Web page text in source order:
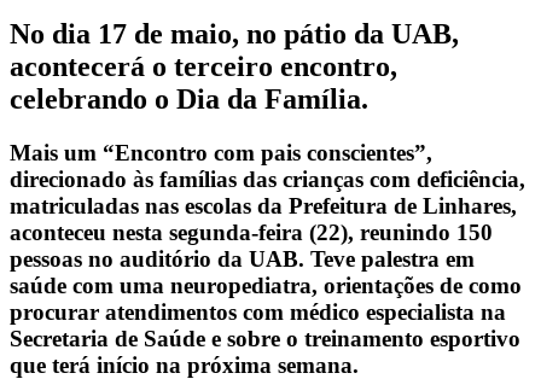
No dia 17 de maio, no pátio da UAB,
acontecerá o terceiro encontro,
celebrando o Dia da Família.
Mais um “Encontro com pais conscientes”,
direcionado às famílias das crianças com deficiência,
matriculadas nas escolas da Prefeitura de Linhares,
aconteceu nesta segunda-feira (22), reunindo 150
pessoas no auditório da UAB. Teve palestra em
saúde com uma neuropediatra, orientações de como
procurar atendimentos com médico especialista na
Secretaria de Saúde e sobre o treinamento esportivo
que terá início na próxima semana.